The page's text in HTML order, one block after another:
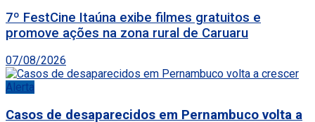
7º FestCine Itaúna exibe filmes gratuitos e
promove ações na zona rural de Caruaru
07/08/2026
Alerta
Casos de desaparecidos em Pernambuco volta a